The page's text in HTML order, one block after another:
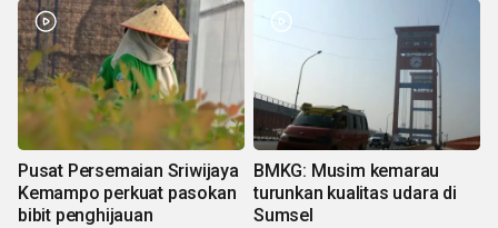
Pusat Persemaian Sriwijaya
Kemampo perkuat pasokan
bibit penghijauan
BMKG: Musim kemarau
turunkan kualitas udara di
Sumsel